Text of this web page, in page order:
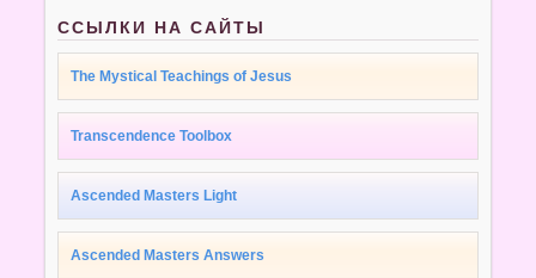
ССЫЛКИ НА САЙТЫ
The Mystical Teachings of Jesus
Transcendence Toolbox
Ascended Masters Light
Ascended Masters Answers